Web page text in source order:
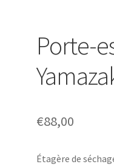
Porte-
€88,00
Étagère de